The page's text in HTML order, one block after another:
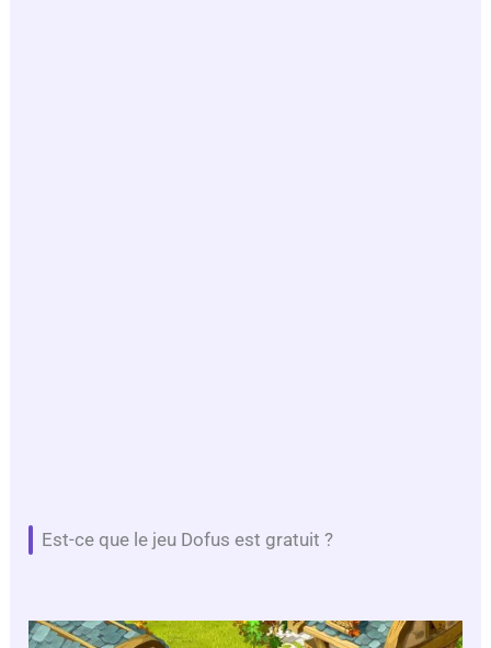
Est-ce que le jeu Dofus est gratuit ?